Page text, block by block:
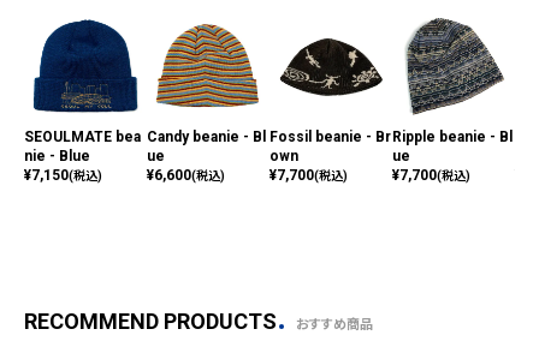
SEOULMATE bea
nie - Blue
¥7,150(税込)
Candy beanie - Bl
ue
¥6,600(税込)
Fossil beanie - Br
own
¥7,700(税込)
Ripple beanie - Bl
ue
¥7,700(税込)
RECOMMEND PRODUCTS おすすめ商品